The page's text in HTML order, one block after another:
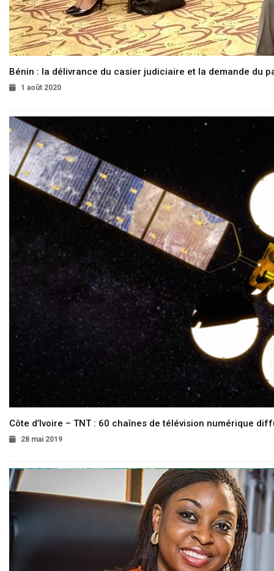
Bénin : la délivrance du casier judiciaire et la demande du
1 août 2020
Côte d’Ivoire – TNT : 60 chaînes de télévision numérique
28 mai 2019